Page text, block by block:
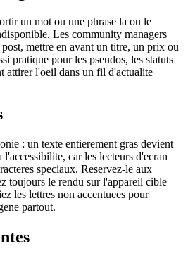
un mot ou une phrase la ou le
Les community managers
mettre en avant un titre, un prix ou
pratique pour les pseudos, les statuts
attirer l'oeil dans un fil d'actualite
: un texte entierement gras devient
car les lecteurs d'ecran
speciaux. Reservez-le aux
toujours le rendu sur l'appareil cible
les lettres non accentuees pour
partout.